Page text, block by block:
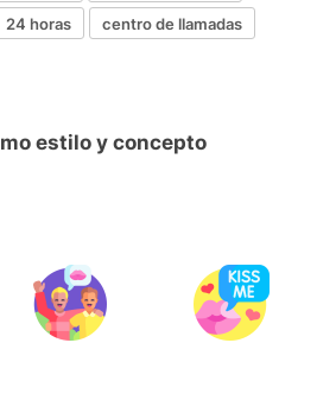
24 horas
centro de llamadas
estilo y concepto